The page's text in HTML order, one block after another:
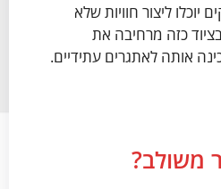
יוכלו ליצור חוויות שלא
כזה מרחיבה את
אותה לאתגרים עתידיים.
משולב?